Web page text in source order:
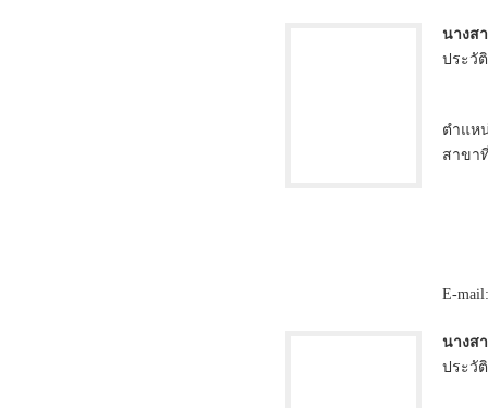
นางส
ประวั
ตำแห
สาขา
E-mail:
นางส
ประวั